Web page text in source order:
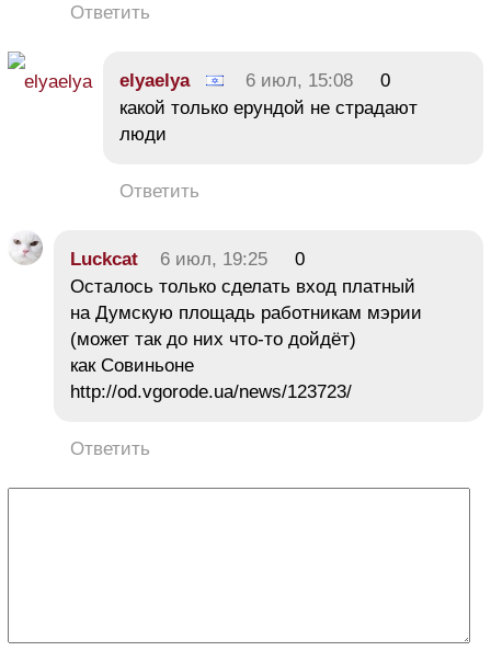
Ответить
elyaelya 6 июл, 15:08
0
какой только ерундой не страдают
люди
Ответить
Luckcat 6 июл, 19:25
0
Осталось только сделать вход платный
на Думскую площадь работникам мэрии
(может так до них что-то дойдёт)
как Совиньоне
http://od.vgorode.ua/news/123723/
Ответить